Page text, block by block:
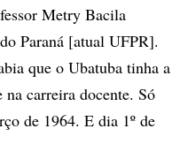
Metry Bacila
Paraná [atual UFPR].
que o Ubatuba tinha a
na carreira docente. Só
de 1964. E dia 1º de